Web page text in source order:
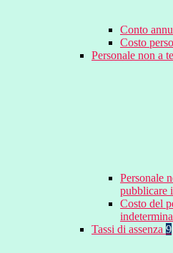
Conto
Costo
Personale non a
Personale
pubblicare
Costo del
Tassi di assenza 9